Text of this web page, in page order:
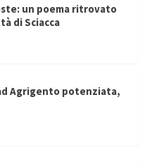
un poema ritrovato
di Sciacca
Agrigento potenziata,